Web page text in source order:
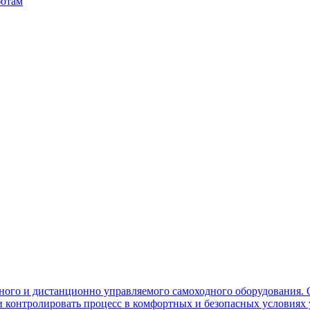
и дистанционно управляемого самоходного
процесс в комфортных и безопасных условиях